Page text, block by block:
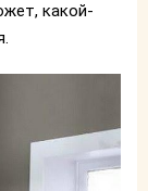
какой-